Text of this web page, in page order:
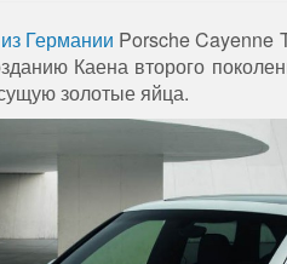
Германии Porsche Cayenne
Каена второго
золотые яйца.